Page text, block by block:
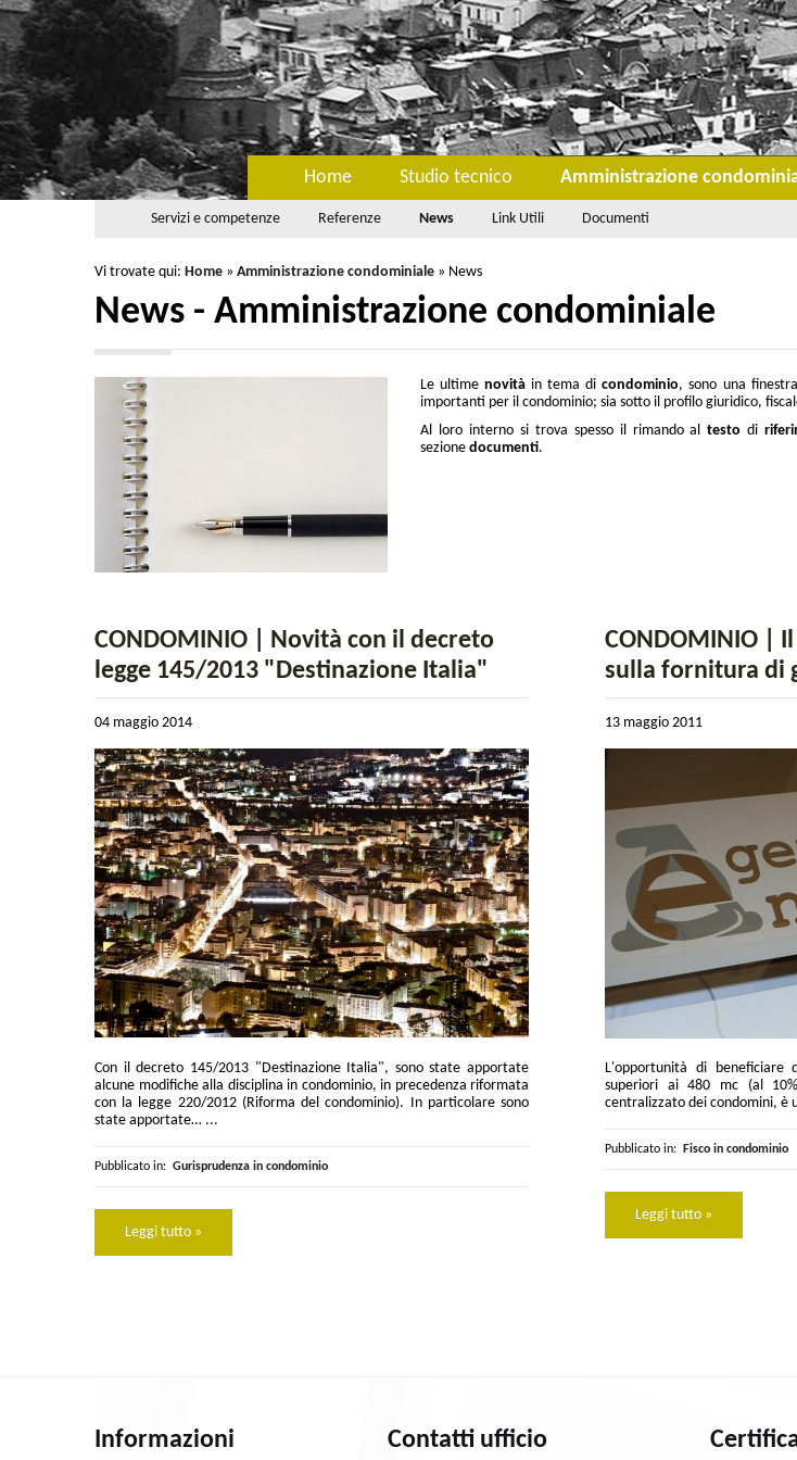
Home Studio tecnico Amministrazione
Servizi e competenze Referenze News Link Utili Documenti
Vi trovate qui: Home » Amministrazione condominiale » News
News - Amministrazione condominiale
Le ultimenovità in tema dicondominio, sono una
importanti per il condominio; sia sotto il profilo giuridico,
Al loro interno si trova spesso il rimando altesto di
sezione documenti.
CONDOMINIO | Novità con il decreto
legge 145/2013 "Destinazione Italia"
04 maggio 2014
Con il decreto 145/2013 "Destinazione Italia", sono state apportate
alcune modifiche alla disciplina in condominio, in precedenza riformata
con la legge 220/2012 (Riforma del condominio). In particolare sono
state apportate… ...
Pubblicato in: Gurisprudenza in condominio
Leggi tutto »
CONDOMINIO |
sulla fornitura di
13 maggio 2011
L'opportunità di beneficiare
superiori ai 480 mc (al
centralizzato dei condomini, è
Pubblicato in: Fisco in condominio
Leggi tutto »
Informazioni Contatti ufficio